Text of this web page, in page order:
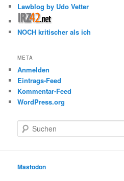
Lawblog by Udo Vetter
NOCH kritischer als ich
META
Anmelden
Eintrags-Feed
Kommentar-Feed
WordPress.org
u
e
Mastodon